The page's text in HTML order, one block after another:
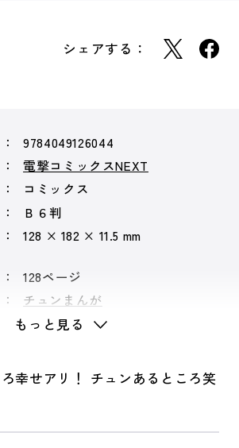
シェアする：
9784049126044
電撃コミックスNEXT
コミックス
Ｂ６判
128 × 182 × 11.5 mm
128ページ
チュンまんが
もっと見る
幸せアリ！ チュンあるところ笑